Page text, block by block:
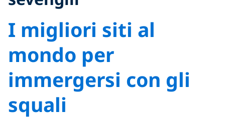
I migliori siti al
mondo per
immergersi con gli
squali